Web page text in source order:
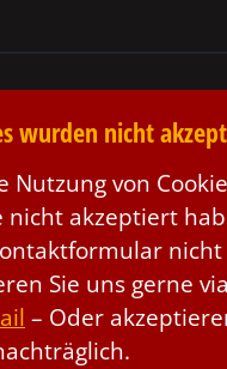
wurden nicht
Nutzung von
nicht akzeptiert
Sie uns gerne via
– Oder